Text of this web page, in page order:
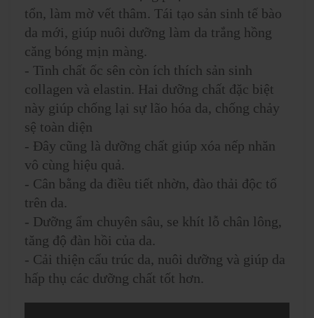
tổn, làm mờ vết thâm. Tái tạo sản sinh tế bào
da mới, giúp nuôi dưỡng làm da trắng hồng
căng bóng mịn màng.
- Tinh chất ốc sên còn ích thích sản sinh
collagen và elastin. Hai dưỡng chất đặc biệt
này giúp chống lại sự lão hóa da, chống chảy
sệ toàn diện
- Đây cũng là dưỡng chất giúp xóa nếp nhăn
vô cùng hiệu quả.
- Cân bằng da điều tiết nhờn, đào thải độc tố
trên da.
- Dưỡng ẩm chuyên sâu, se khít lỗ chân lông,
tăng độ đàn hồi của da.
- Cải thiện cấu trúc da, nuôi dưỡng và giúp da
hấp thụ các dưỡng chất tốt hơn.